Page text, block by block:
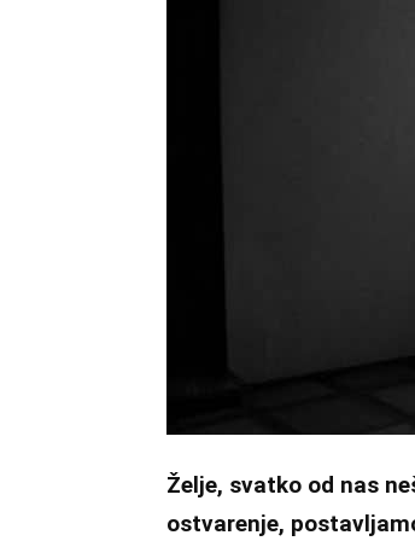
Želje, svatko od nas
ostvarenje,